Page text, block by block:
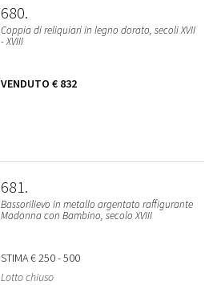
680
Coppia di reliquiari in legno dorato, secoli XVII
- XVIII
VENDUTO € 832
681
Bassorilievo in metallo argentato raffigurante
Madonna con Bambino, secolo XVIII
STIMA€ 250 - 500
Lotto chiuso